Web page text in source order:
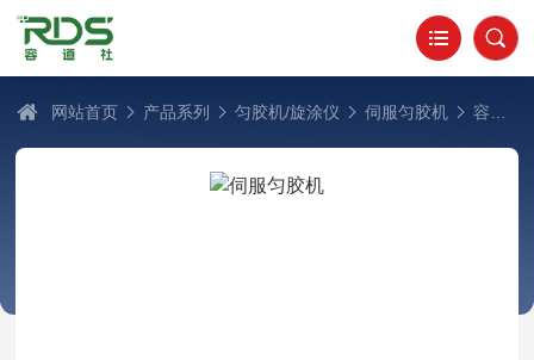
网站首页 产品系列 匀胶机/旋涂仪 伺服匀胶机 容道社SC-6伺服匀胶机